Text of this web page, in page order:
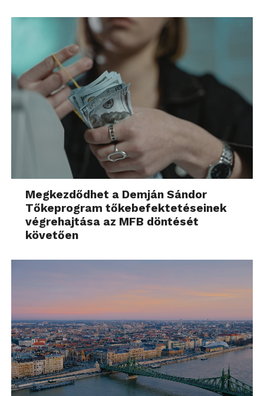
Megkezdődhet a Demján Sándor
Tőkeprogram tőkebefektetéseinek
végrehajtása az MFB döntését
követően